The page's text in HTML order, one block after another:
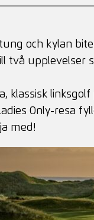
och kylan
två upplevelser
klassisk
Only-resa
med!